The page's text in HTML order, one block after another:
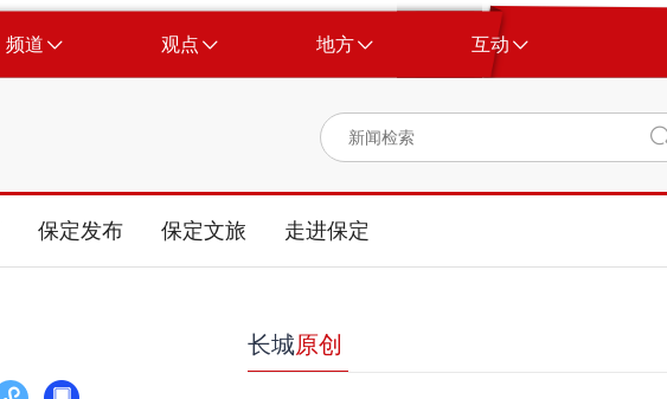
频道 观点 地方 互动
保定发布 保定文旅 走进保定
长城原创